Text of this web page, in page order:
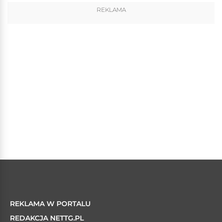
REKLAMA
REKLAMA W PORTALU
REDAKCJA NETTG.PL